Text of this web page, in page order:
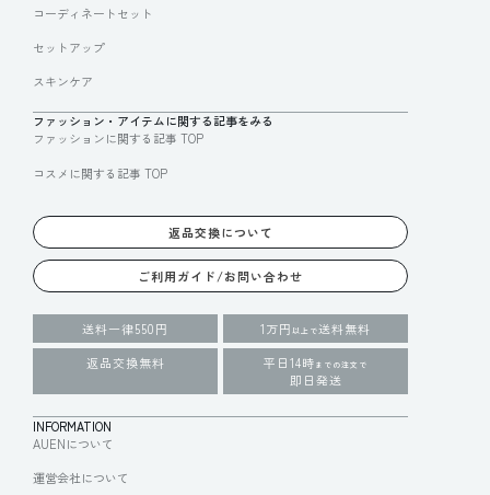
コーディネートセット
セットアップ
スキンケア
ファッション・アイテムに関する記事をみる
ファッションに関する記事 TOP
コスメに関する記事 TOP
返品交換について
ご利用ガイド/お問い合わせ
送料一律550円 1万円 以上で送料無料
返品交換無料
平日14時 までの注文で
即日発送
INFORMATION
AUENについて
運営会社について